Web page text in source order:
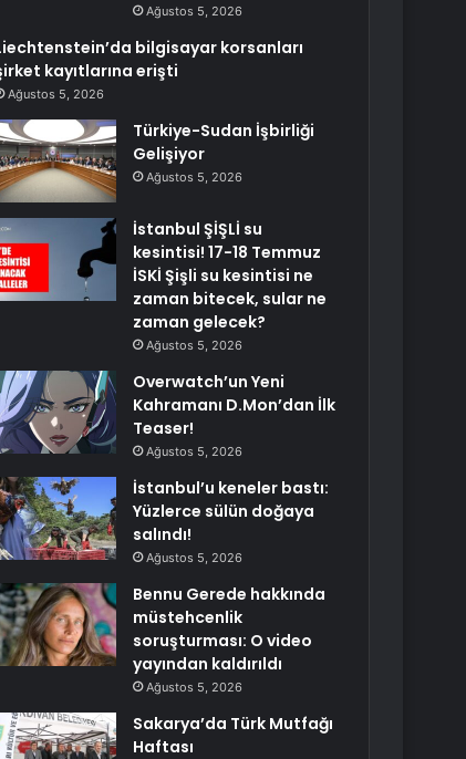
Ağustos 5, 2026
bilgisayar korsanları
kayıtlarına erişti
Ağustos 5, 2026
Türkiye-Sudan İşbirliği
Gelişiyor
Ağustos 5, 2026
İstanbul ŞİŞLİ su
kesintisi! 17-18 Temmuz
İSKİ Şişli su kesintisi ne
zaman bitecek, sular ne
zaman gelecek?
Ağustos 5, 2026
Overwatch’un Yeni
Kahramanı D.Mon’dan İlk
Teaser!
Ağustos 5, 2026
İstanbul’u keneler bastı:
Yüzlerce sülün doğaya
salındı!
Ağustos 5, 2026
Bennu Gerede hakkında
müstehcenlik
soruşturması: O video
yayından kaldırıldı
Ağustos 5, 2026
Sakarya’da Türk Mutfağı
Haftası